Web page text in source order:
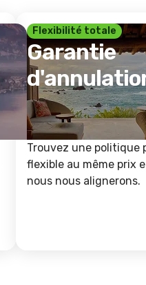
Flexibilité totale
Garantie
Trouvez une politique
flexible au même prix
nous nous alignerons.